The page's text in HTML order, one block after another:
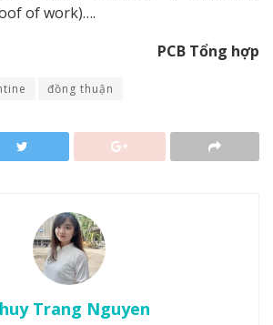
of work)….
PCB Tổng hợp
đồng thuận
Trang Nguyen